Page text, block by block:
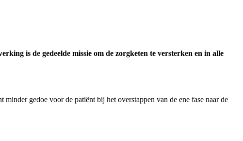
is de gedeelde missie om de zorgketen te versterken en in alle
gedoe voor de patiënt bij het overstappen van de ene fase naar de